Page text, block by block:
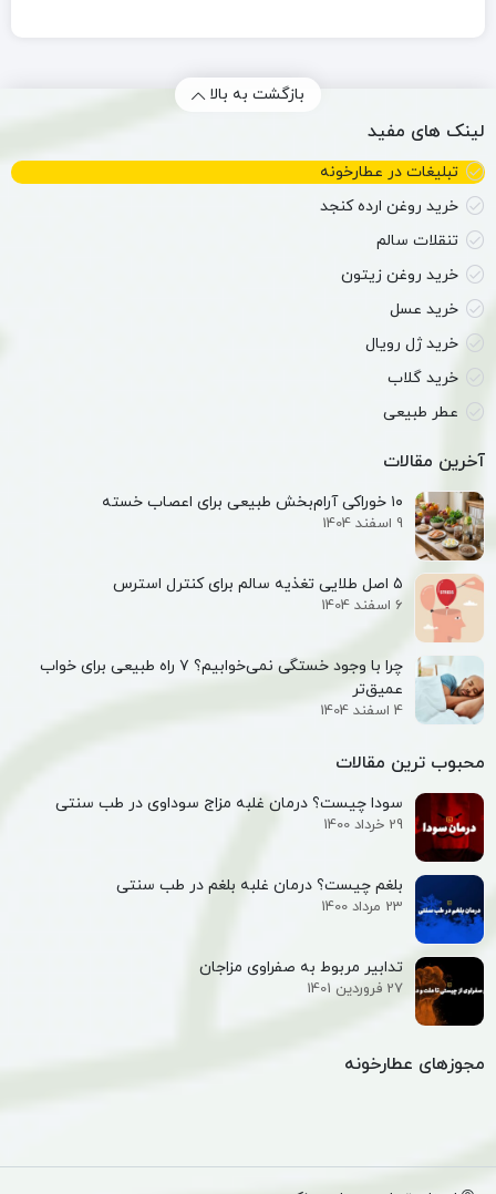
بازگشت به بالا
لینک های مفید
تبلیغات در عطارخونه
خرید روغن ارده کنجد
تنقلات سالم
خرید روغن زیتون
خرید عسل
خرید ژل رویال
خرید گلاب
عطر طبیعی
آخرین مقالات
۱۰ خوراکی آرام‌بخش طبیعی برای اعصاب خسته
9 اسفند 1404
۵ اصل طلایی تغذیه سالم برای کنترل استرس
6 اسفند 1404
چرا با وجود خستگی نمی‌خوابیم؟ ۷ راه طبیعی برای خواب
عمیق‌تر
4 اسفند 1404
محبوب ترین مقالات
سودا چیست؟ درمان غلبه مزاج سوداوی در طب سنتی
29 خرداد 1400
بلغم چیست؟ درمان غلبه بلغم در طب سنتی
23 مرداد 1400
تدابیر مربوط به صفراوی مزاجان
27 فروردین 1401
مجوزهای عطارخونه